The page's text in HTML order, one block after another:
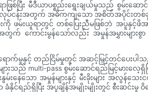
မီဒီယာပစ္စည်းရွေးချယ်မှုသည် စွမ်းဆေ
န်းအတွက် အဓိကကျသော အစိတ်အပိုင်းတစ်ခုဖ
မ်းယူရာတွင် တစ်ပြေးညီမဖြစ်ဘဲ အပူနှင့်ဖိ
ကောင်းမွန်သော်လည်း အမှုန်အမွှားမျာ
င့် တည်ငြိမ်မှုတွင် အဆင့်မြှင့်တင်ပေးပါသည်။ မို
ားသည် multi-pass စွမ်းဆောင်ရည်မြင့်မား
ေသော အမှုန်များနှင့် မီးခိုးများ အလွန်သေ
နိုင်ရည်ရှိပြီး အပူချိန်အမျိုးမျိုးတွင် စီးဆင်